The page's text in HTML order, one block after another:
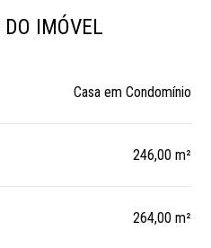
DO IMÓVEL
Casa em Condomínio
246,00 m²
264,00 m²